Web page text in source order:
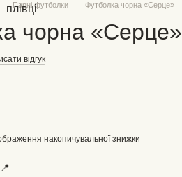
Парні футболки Футболка чорна «Серце»
чорна «Серце»
відгук
накопичувальної знижки